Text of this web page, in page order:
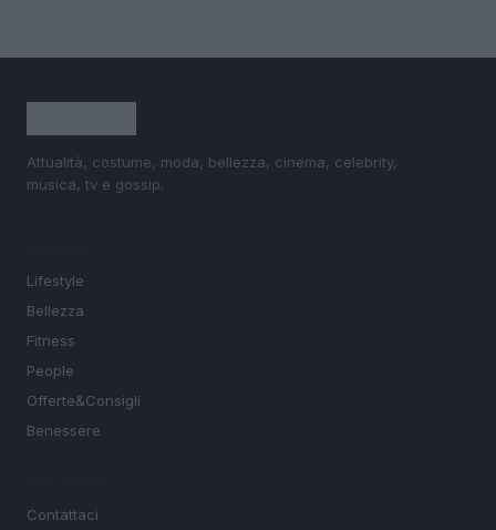
Attualità, costume, moda, bellezza, cinema, celebrity,
musica, tv e gossip.
Lifestyle
Bellezza
Fitness
People
Offerte&Consigli
Benessere
Contattaci